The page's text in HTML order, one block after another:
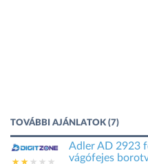
TOVÁBBI AJÁNLATOK (7)
Adler AD 2923
vágófejes